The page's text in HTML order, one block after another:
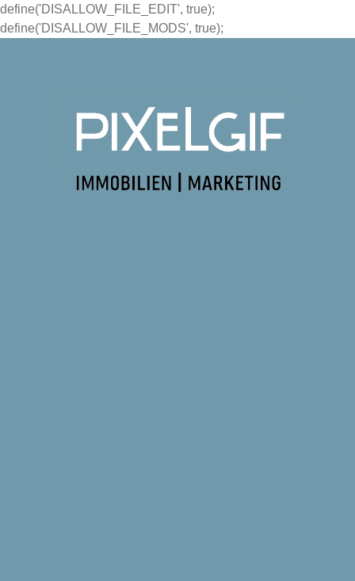
define('DISALLOW_FILE_EDIT', true);
define('DISALLOW_FILE_MODS', true);